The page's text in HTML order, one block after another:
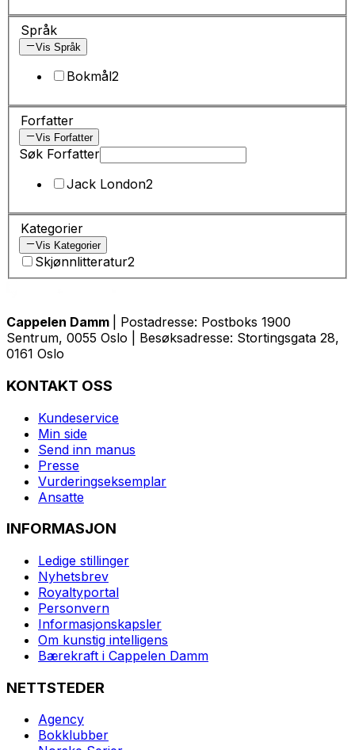
Språk
Vis Språk
Bokmål2
Forfatter
Vis Forfatter
Søk Forfatter
Jack London2
Kategorier
Vis Kategorier
Skjønnlitteratur2
Cappelen Damm
| Postadresse: Postboks 1900
Sentrum, 0055 Oslo | Besøksadresse: Stortingsgata 28,
0161 Oslo
KONTAKT OSS
Kundeservice
Min side
Send inn manus
Presse
Vurderingseksemplar
Ansatte
INFORMASJON
Ledige stillinger
Nyhetsbrev
Royaltyportal
Personvern
Informasjonskapsler
Om kunstig intelligens
Bærekraft i Cappelen Damm
NETTSTEDER
Agency
Bokklubber